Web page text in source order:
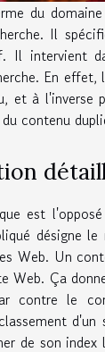
du
Il
Il intervient
En effet,
et à l'inverse
contenu
est
désigne
Web. Un
Web. Ça
contre le
de son